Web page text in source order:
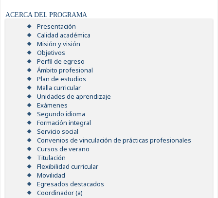
ACERCA DEL PROGRAMA
Presentación
Calidad académica
Misión y visión
Objetivos
Perfil de egreso
Ámbito profesional
Plan de estudios
Malla curricular
Unidades de aprendizaje
Exámenes
Segundo idioma
Formación integral
Servicio social
Convenios de vinculación de prácticas profesionales
Cursos de verano
Titulación
Flexibilidad curricular
Movilidad
Egresados destacados
Coordinador (a)